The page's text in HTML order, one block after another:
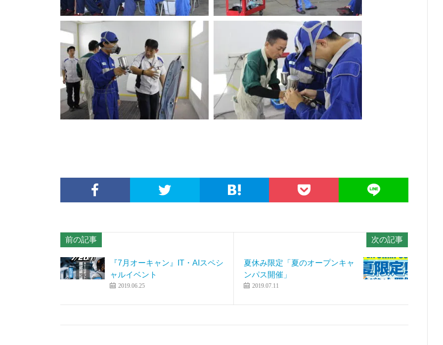
前の記事
『7月オーキャン』IT・AIスペシ
ャルイベント
2019.06.25
次の記事
夏休み限定「夏のオープンキャ
ンパス開催」
2019.07.11